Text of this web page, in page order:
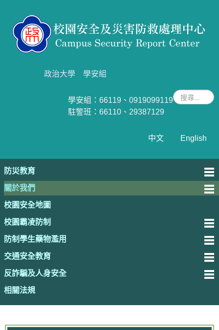
政治大學 學安組
學安組：66119、0919099119
駐警班 ：66110、29387129
中文 English
防災教育
關於我們
校園安全地圖
校園霸凌防制
防制學生藥物濫用
交通安全教育
反詐騙及人身安全
相關法規